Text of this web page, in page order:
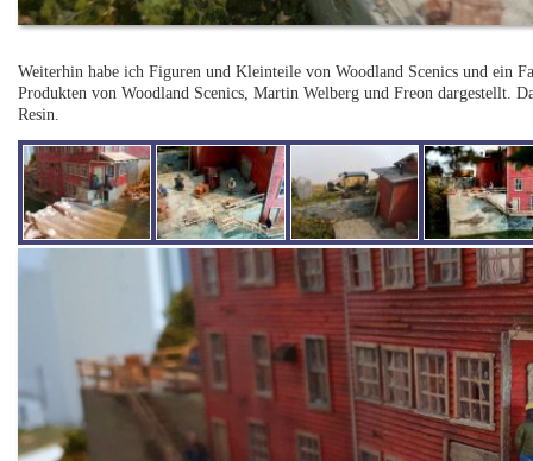
Weiterhin habe ich Figuren und Kleinteile von Woodland Scenics und ein
Produkten von Woodland Scenics, Martin Welberg und Freon dargestellt.
Resin.